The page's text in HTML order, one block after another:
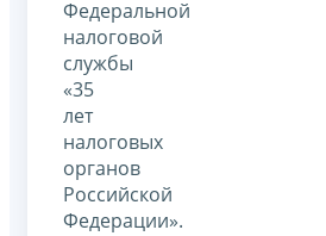
Федеральной
налоговой
службы
«35
лет
налоговых
органов
Российской
Федерации».